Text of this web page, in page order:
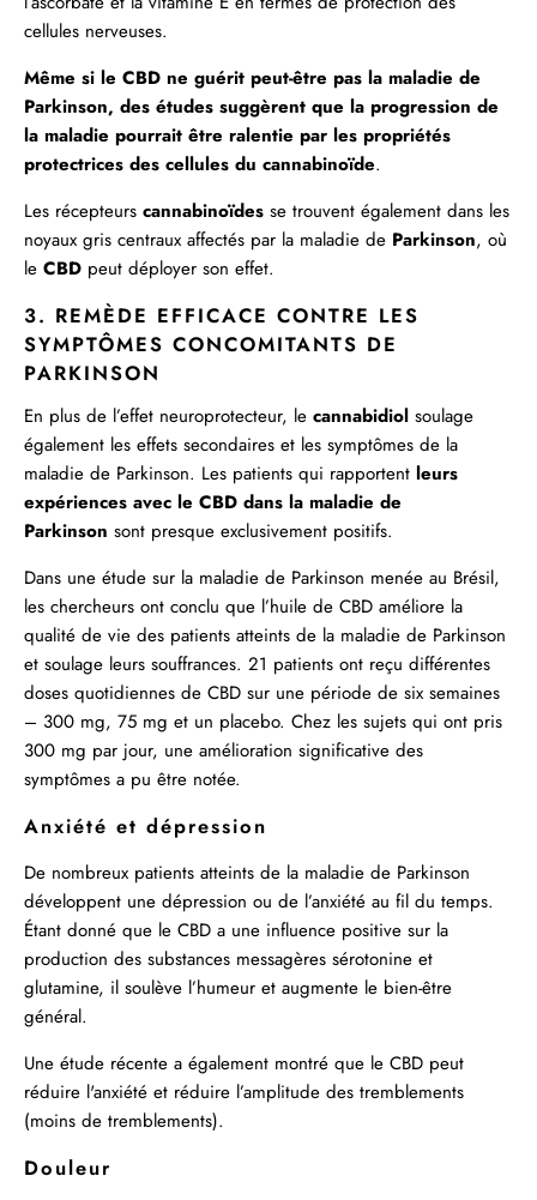
cellules nerveuses.
Même si le CBD ne guérit peut-être pas la maladie de
Parkinson, des études suggèrent que la progression de
la maladie pourrait être ralentie par les propriétés
protectrices des cellules du cannabinoïde.
Les récepteurs cannabinoïdes se trouvent également dans les
noyaux gris centraux affectés par la maladie de Parkinson, où
le CBD peut déployer son effet.
3. REMÈDE EFFICACE CONTRE LES
SYMPTÔMES CONCOMITANTS DE
PARKINSON
En plus de l’effet neuroprotecteur, le cannabidiol soulage
également les effets secondaires et les symptômes de la
maladie de Parkinson. Les patients qui rapportent leurs
expériences avec le CBD dans la maladie de
Parkinson sont presque exclusivement positifs.
Dans une étude sur la maladie de Parkinson menée au Brésil,
les chercheurs ont conclu que l’huile de CBD améliore la
qualité de vie des patients atteints de la maladie de Parkinson
et soulage leurs souffrances. 21 patients ont reçu différentes
doses quotidiennes de CBD sur une période de six semaines
– 300 mg, 75 mg et un placebo. Chez les sujets qui ont pris
300 mg par jour, une amélioration significative des
symptômes a pu être notée.
Anxiété et dépression
De nombreux patients atteints de la maladie de Parkinson
développent une dépression ou de l’anxiété au fil du temps.
Étant donné que le CBD a une influence positive sur la
production des substances messagères sérotonine et
glutamine, il soulève l’humeur et augmente le bien-être
général.
Une étude récente a également montré que le CBD peut
réduire l'anxiété et réduire l’amplitude des tremblements
(moins de tremblements).
Douleur